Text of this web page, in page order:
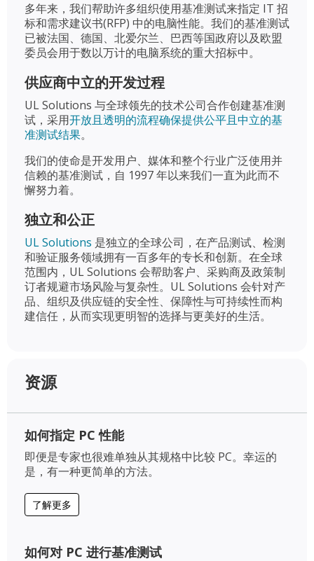
多年来，我们帮助许多组织使用基准测试来指定 IT 招
标和需求建议书(RFP) 中的电脑性能。我们的基准测试
已被法国、德国、北爱尔兰、巴西等国政府以及欧盟
委员会用于数以万计的电脑系统的重大招标中。
供应商中立的开发过程
UL Solutions 与全球领先的技术公司合作创建基准测
试，采用开放且透明的流程确保提供公平且中立的基
准测试结果。
我们的使命是开发用户、媒体和整个行业广泛使用并
信赖的基准测试，自 1997 年以来我们一直为此而不
懈努力着。
独立和公正
UL Solutions 是独立的全球公司，在产品测试、检测
和验证服务领域拥有一百多年的专长和创新。在全球
范围内，UL Solutions 会帮助客户、采购商及政策制
订者规避市场风险与复杂性。UL Solutions 会针对产
品、组织及供应链的安全性、保障性与可持续性而构
建信任，从而实现更明智的选择与更美好的生活。
资源
如何指定 PC 性能
即便是专家也很难单独从其规格中比较 PC。幸运的
是，有一种更简单的方法。
了解更多
如何对 PC 进行基准测试